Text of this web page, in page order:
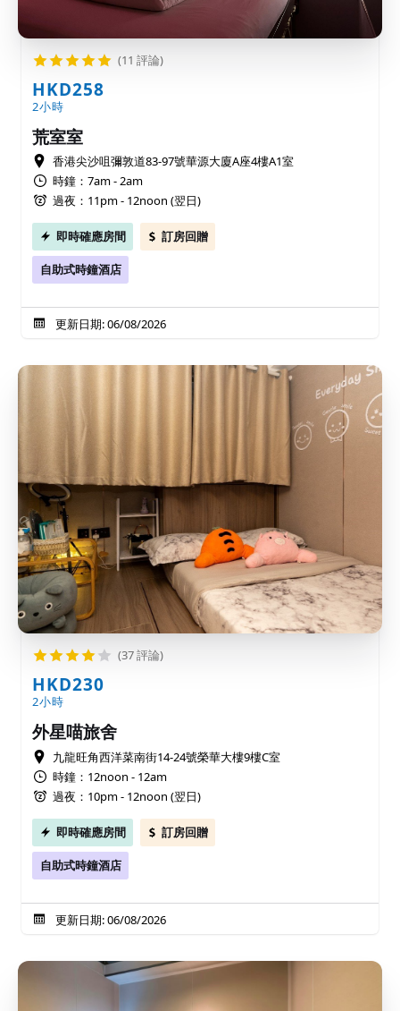
(11 評論)
HKD258
2小時
荒室室
香港尖沙咀彌敦道83-97號華源大廈A座4樓A1室
時鐘：7am - 2am
過夜：11pm - 12noon (翌日)
即時確應房間 訂房回贈
自助式時鐘酒店
更新日期: 06/08/2026
(37 評論)
HKD230
2小時
外星喵旅舍
九龍旺角西洋菜南街14-24號榮華大樓9樓C室
時鐘：12noon - 12am
過夜：10pm - 12noon (翌日)
即時確應房間 訂房回贈
自助式時鐘酒店
更新日期: 06/08/2026